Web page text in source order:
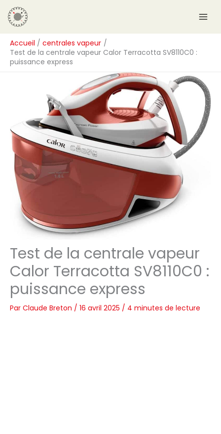
Aller
au
contenu
Accueil
centrales vapeur
Test de la centrale vapeur Calor Terracotta SV8110C0 :
puissance express
Test de la centrale vapeur
Calor Terracotta SV8110C0 :
puissance express
Par Claude Breton / 16 avril 2025 / 4 minutes de lecture
R
e
c
h
e
r